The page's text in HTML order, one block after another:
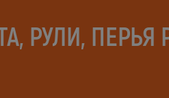
РУЛИ, ПЕРЬЯ